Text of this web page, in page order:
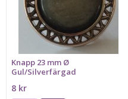
Knapp 23 mm Ø
Gul/Silverfärgad
8 kr